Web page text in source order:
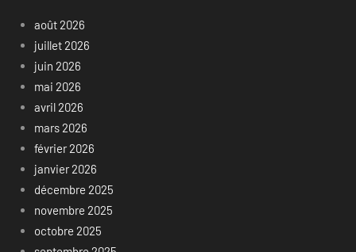
août 2026
juillet 2026
juin 2026
mai 2026
avril 2026
mars 2026
février 2026
janvier 2026
décembre 2025
novembre 2025
octobre 2025